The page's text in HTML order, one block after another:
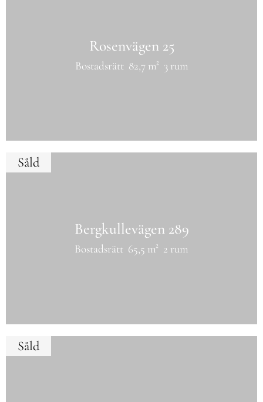
Rosenvägen 25
Bostadsrätt 82,7 m² 3 rum
Bergkullevägen 289
Bostadsrätt 65,5 m² 2 rum
Såld
Såld